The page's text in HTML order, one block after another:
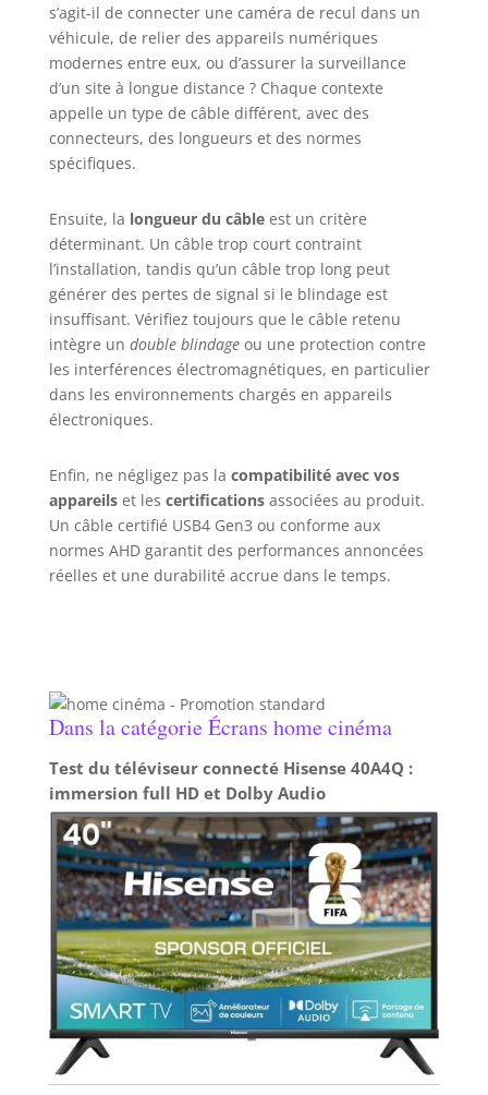
17/ iPhone 17 Air/
iPhone 17 Pro/
iPhone 17 Pro Max,
iPad Pro/ Air/ mini,
banque
d'alimentation
garantissant une transmission sans perte de signal
RCA jack câble est compatible avec une large
gamme d’appareils comme les caméras de recul,
et les autoradios. Il peut aussi être utilisé pour les
caméras avant/arrière, les amplificateurs, et les
récepteurs satellites grâce à ses connecteurs RCA
jaunes Câble de Détection et Extension: Cable
camera de recul double blindagee câble de
marche arrière est engagée. De plus, le coupleur
RCA femelle permet de prolonger la longueur du
câble vidéo si nécessaire pour une installation
flexible
s’agit-il de connecter une caméra de recul dans un
véhicule, de relier des appareils numériques
modernes entre eux, ou d’assurer la surveillance
d’un site à longue distance ? Chaque contexte
appelle un type de câble différent, avec des
connecteurs, des longueurs et des normes
spécifiques.
Ensuite, la longueur du câbleest un critère
déterminant. Un câble trop court contraint
l’installation, tandis qu’un câble trop long peut
générer des pertes de signal si le blindage est
insuffisant. Vérifiez toujours que le câble retenu
intègre un double blindageou une protection contre
les interférences électromagnétiques, en particulier
dans les environnements chargés en appareils
électroniques.
Enfin, ne négligez pas la compatibilité avec vos
appareilset les certificationsassociées au produit.
Un câble certifié USB4 Gen3 ou conforme aux
normes AHD garantit des performances annoncées
réelles et une durabilité accrue dans le temps.
Dans la catégorie Écrans home cinéma
Test du téléviseur connecté Hisense 40A4Q :
immersion full HD et Dolby Audio